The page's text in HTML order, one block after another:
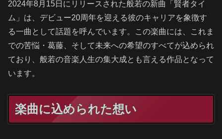
2024年8月15日にリリースされた般若の新曲「賢者タイ
ム」は、デビュー20周年を迎える彼のキャリアを象徴す
る一曲として話題を呼んでいます。この楽曲には、これま
での苦悩・葛藤、そして未来への希望のすべてが込められ
ており、般若の音楽人生の集大成とも言える作品となって
います。
楽曲に込められた想い